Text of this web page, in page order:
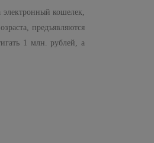
кошелек,
предъявляются
1 млн. рублей, а